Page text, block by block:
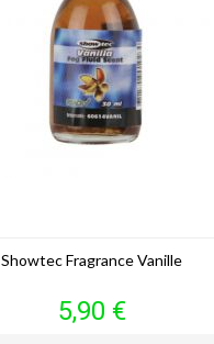
Showtec Fragrance Vanille
Prix
5,90 €